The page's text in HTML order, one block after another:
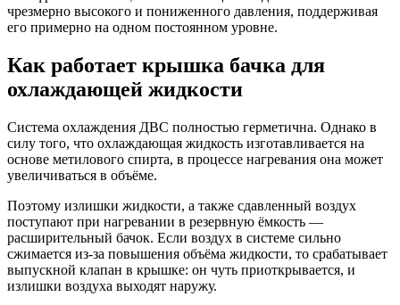
чрезмерно высокого и пониженного давления, поддерживая
его примерно на одном постоянном уровне.
Как работает крышка бачка для
охлаждающей жидкости
Система охлаждения ДВС полностью герметична. Однако в
силу того, что охлаждающая жидкость изготавливается на
основе метилового спирта, в процессе нагревания она может
увеличиваться в объёме.
Поэтому излишки жидкости, а также сдавленный воздух
поступают при нагревании в резервную ёмкость —
расширительный бачок. Если воздух в системе сильно
сжимается из-за повышения объёма жидкости, то срабатывает
выпускной клапан в крышке: он чуть приоткрывается, и
излишки воздуха выходят наружу.